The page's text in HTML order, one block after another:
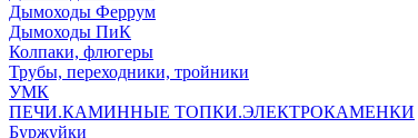
Дымоходы Феррум
Дымоходы ПиК
Колпаки, флюгеры
Трубы, переходники, тройники
УМК
ПЕЧИ.КАМИННЫЕ ТОПКИ.ЭЛЕКТРОКАМЕНКИ
Буржуйки